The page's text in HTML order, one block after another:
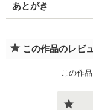
あとがき
この作品のレビ
この作